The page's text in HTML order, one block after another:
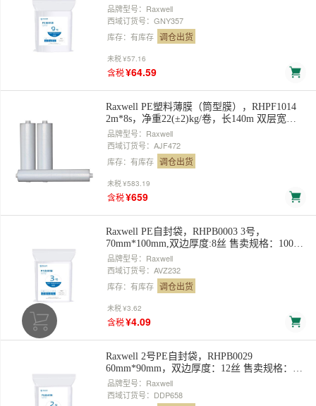
100个/包
品牌型号：Raxwell
西域订货号：GNY357
库存：有库存 调仓出货
未税¥57.16
含税¥64.59
Raxwell PE塑料薄膜（筒型膜），RHPF1014
2m*8s，净重22(±2)kg/卷，长140m 双层宽
1m，展开单层宽2米，对折卷装 售卖规格：1
卷
品牌型号：Raxwell
西域订货号：AJF472
库存：有库存 调仓出货
未税¥583.19
含税¥659
Raxwell PE自封袋，RHPB0003 3号，
70mm*100mm,双边厚度:8丝 售卖规格：100个/
包
品牌型号：Raxwell
西域订货号：AVZ232
库存：有库存 调仓出货
未税¥3.62
含税¥4.09
Raxwell 2号PE自封袋，RHPB0029
60mm*90mm，双边厚度：12丝 售卖规格：
100个/包
品牌型号：Raxwell
西域订货号：DDP658